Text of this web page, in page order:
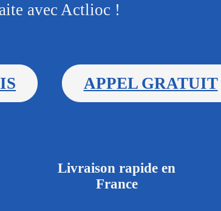
avec Actlioc !
APPEL GRATUIT
Livraison rapide en
France